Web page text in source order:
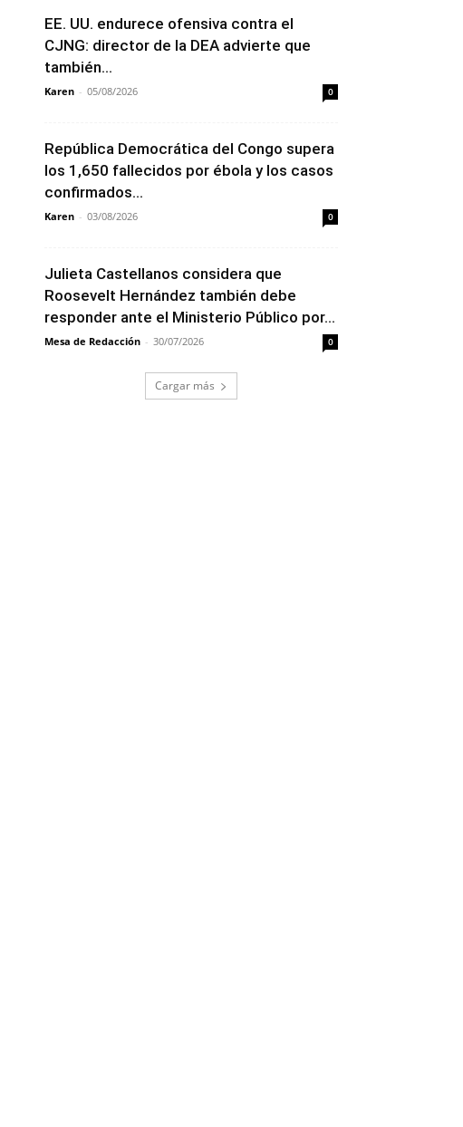
EE. UU. endurece ofensiva contra el
CJNG: director de la DEA advierte que
también...
Karen - 05/08/2026 0
República Democrática del Congo supera
los 1,650 fallecidos por ébola y los casos
confirmados...
Karen - 03/08/2026 0
Julieta Castellanos considera que
Roosevelt Hernández también debe
responder ante el Ministerio Público por...
Mesa de Redacción - 30/07/2026 0
Cargar más